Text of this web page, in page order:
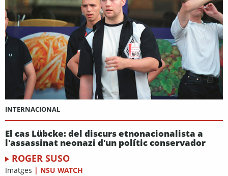
INTERNACIONAL
El cas Lübcke: del discurs etnonacionalista a
l'assassinat neonazi d'un polític conservador
ROGER SUSO
Imatges | NSU WATCH